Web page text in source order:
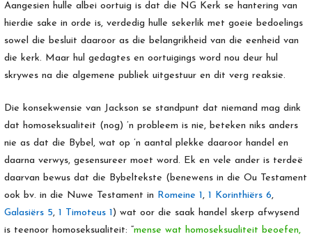
Aangesien hulle albei oortuig is dat die NG Kerk se hantering van
hierdie sake in orde is, verdedig hulle sekerlik met goeie bedoelings
sowel die besluit daaroor as die belangrikheid van die eenheid van
die kerk. Maar hul gedagtes en oortuigings word nou deur hul
skrywes na die algemene publiek uitgestuur en dit verg reaksie.
Die konsekwensie van Jackson se standpunt dat niemand mag dink
dat homoseksualiteit (nog) ’n probleem is nie, beteken niks anders
nie as dat die Bybel, wat op ’n aantal plekke daaroor handel en
daarna verwys, gesensureer moet word. Ek en vele ander is terdeë
daarvan bewus dat die Bybeltekste (benewens in die Ou Testament
ook bv. in die Nuwe Testament in Romeine 1 ,1 Korinthiërs 6,
Galasiërs 5,1 Timoteus 1 ) wat oor die saak handel skerp afwysend
is teenoor homoseksualiteit: “mense wat homoseksualiteit beoefen,